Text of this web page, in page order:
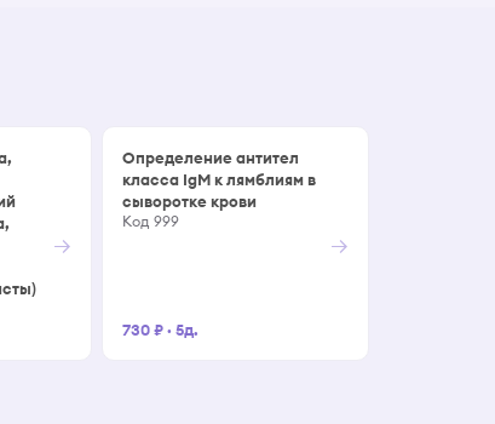
→
Определение антител
класса IgМ к лямблиям в
сыворотке крови
Код 999
730 ₽·5д.
→